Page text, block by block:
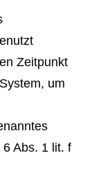
Zeitpunkt
um
Abs. 1 lit. f